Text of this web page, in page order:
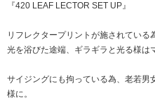
『420 LEAF LECTOR SET UP』
リフレクタープリントが施されている
光を浴びた途端、ギラギラと光る様は
サイジングにも拘っている為、老若男
様に。